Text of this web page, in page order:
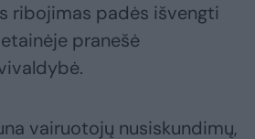
ribojimas padės išvengti
pranešė
vairuotojų nusiskundimų,